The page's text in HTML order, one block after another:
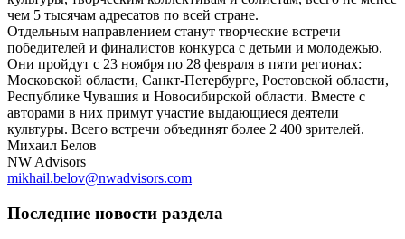
чем 5 тысячам адресатов по всей стране.
Отдельным направлением станут творческие встречи
победителей и финалистов конкурса с детьми и молодежью.
Они пройдут с 23 ноября по 28 февраля в пяти регионах:
Московской области, Санкт-Петербурге, Ростовской области,
Республике Чувашия и Новосибирской области. Вместе с
авторами в них примут участие выдающиеся деятели
культуры. Всего встречи объединят более 2 400 зрителей.
Михаил Белов
NW Advisors
mikhail.belov@nwadvisors.com
Последние новости раздела